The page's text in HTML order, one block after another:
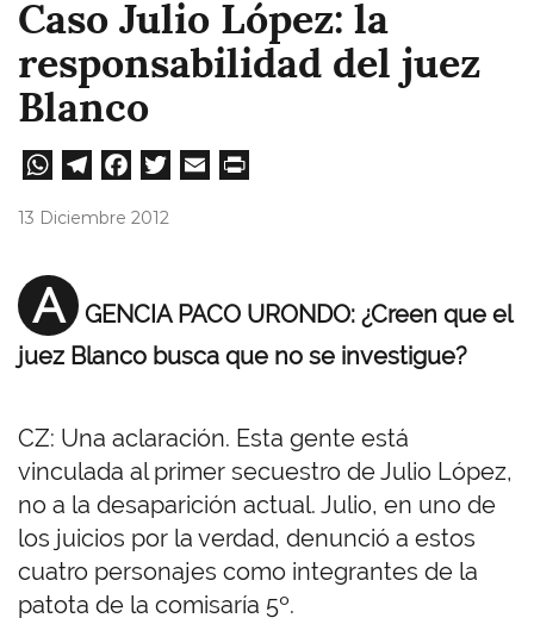
Caso Julio López: la
responsabilidad del juez
Blanco
W
A
pp
Te
m
Fa
13 Diciembre 2012
A
GENCIA PACO URONDO: ¿Creen que el
juez Blanco busca que no se investigue?
CZ: Una aclaración. Esta gente está
vinculada al primer secuestro de Julio López,
no a la desaparición actual. Julio, en uno de
los juicios por la verdad, denunció a estos
cuatro personajes como integrantes de la
patota de la comisaría 5º.